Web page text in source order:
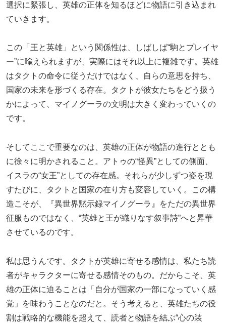
選択に緊張し、英雄の正体を知るほどに物語に引き込まれ
ていきます。
この「王と英雄」という関係性は、しばしば“駒とプレイヤ
ー”に喩えられますが、実際にはそれ以上に複雑です。英雄
はタクトの命令に従うだけではなく、自らの意思を持ち、
国家の未来を形づくる存在。タクトが彼女たちをどう扱う
かによって、マイノグーラの文明は大きく変わっていくの
です。
そしてここで重要なのは、英雄の正体が物語の進行ととも
に徐々に明かされること。アトゥの“怪異”としての側面、
イスラの“女王”としての存在感。それらが少しずつ姿を現
すたびに、タクトと国家の在り方も変容していく。この構
造こそが、『異世界黙示録マイノグーラ』をただの異世界
征服ものではなく、“英雄と王が織りなす叙事詩”へと昇華
させているのです。
私は思うんです。タクトが英雄に寄せる感情は、私たち読
者がキャラクターに寄せる感情そのもの。だからこそ、英
雄の正体に迫ることは「自分が国家の一部になっていく感
覚」を味わうことなのだと。そう考えると、英雄たちの役
割は戦略的な機能を超えて、読者と物語を結ぶ“心の装